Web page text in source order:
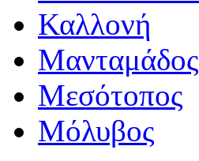
Καλλονή
Μανταμάδος
Μεσότοπος
Μόλυβος